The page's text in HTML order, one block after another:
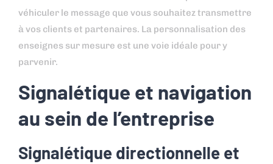
véhiculer le message que vous souhaitez transmettre
à vos clients et partenaires. La personnalisation des
enseignes sur mesure est une voie idéale pour y
parvenir.
Signalétique et navigation
au sein de l’entreprise
Signalétique directionnelle et